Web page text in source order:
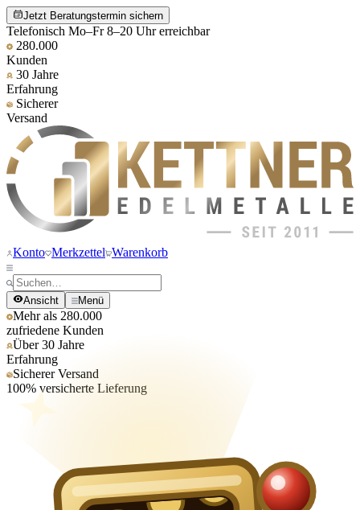
Jetzt Beratungstermin sichern
Telefonisch Mo–Fr 8–20 Uhr erreichbar
280.000
Kunden
30 Jahre
Erfahrung
Sicherer
Versand
Konto Merkzettel Warenkorb
Ansicht Menü
Mehr als 280.000
zufriedene Kunden
Über 30 Jahre
Erfahrung
Sicherer Versand
100% versicherte Lieferung